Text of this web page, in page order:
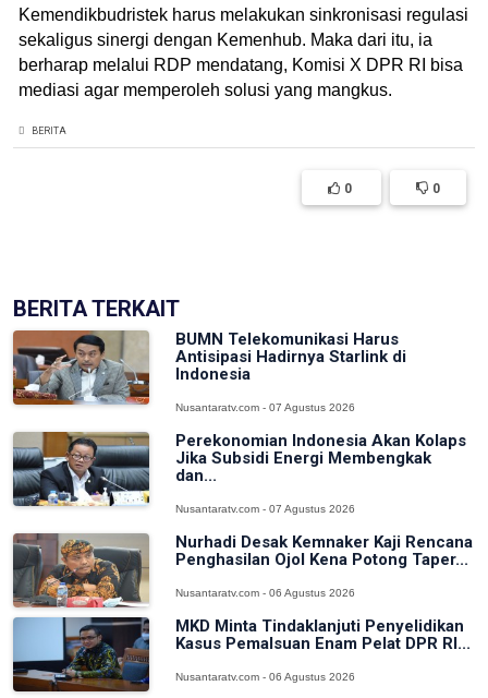
Kemendikbudristek harus melakukan sinkronisasi regulasi
sekaligus sinergi dengan Kemenhub. Maka dari itu, ia
berharap melalui RDP mendatang, Komisi X DPR RI bisa
mediasi agar memperoleh solusi yang mangkus.
BERITA
0 0
BERITA TERKAIT
BUMN Telekomunikasi Harus
Antisipasi Hadirnya Starlink di
Indonesia
Nusantaratv.com - 07 Agustus 2026
Perekonomian Indonesia Akan Kolaps
Jika Subsidi Energi Membengkak
dan...
Nusantaratv.com - 07 Agustus 2026
Nurhadi Desak Kemnaker Kaji Rencana
Penghasilan Ojol Kena Potong Taper...
Nusantaratv.com - 06 Agustus 2026
MKD Minta Tindaklanjuti Penyelidikan
Kasus Pemalsuan Enam Pelat DPR RI...
Nusantaratv.com - 06 Agustus 2026